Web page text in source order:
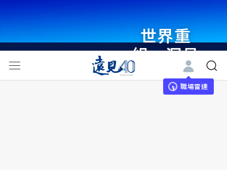
世界重
組・洞見
未來 與
世界領袖
職場雷達